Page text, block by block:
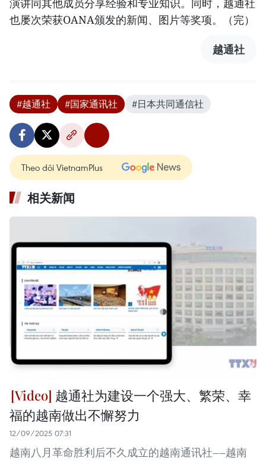
也屡次荣获OANA颁发的新闻、图片等奖项。（完）
越通社
#越通社 #国家通讯社 #日本共同通信社
Theo dõi VietnamPlus
相关新闻
越通社为建设一个强大、繁荣、幸
福的越南做出不懈努力
12/09/2025 07:31
越南八月革命胜利后不久成立的越南通讯社——越南